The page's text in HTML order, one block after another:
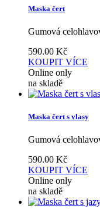
Maska čert
Gumová
590.00 Kč
KOUPIT VÍCE
Online only
na skladě
Maska čert s vlasy
Gumová
590.00 Kč
KOUPIT VÍCE
Online only
na skladě